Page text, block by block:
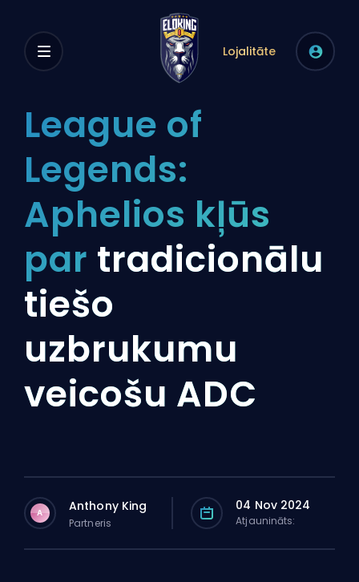
Lojalitāte
League of
Legends:
Aphelios kļūs
par tradicionālu
tiešo
uzbrukumu
veicošu ADC
A Anthony King
Partneris
04 Nov 2024
Atjaunināts: